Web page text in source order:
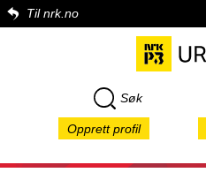
Til nrk.no
Søk
Opprett profil